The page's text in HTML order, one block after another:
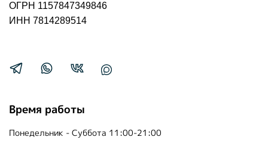
Время работы
Понедельник - Суббота 11:00-21:00
ОГРН 1157847349846
ИНН 7814289514